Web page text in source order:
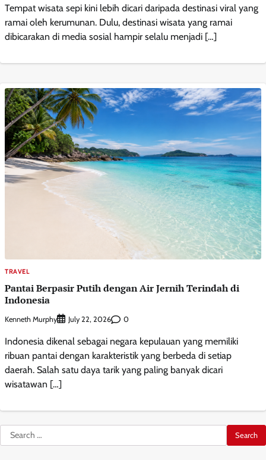
Tempat wisata sepi kini lebih dicari daripada destinasi viral yang
ramai oleh kerumunan. Dulu, destinasi wisata yang ramai
dibicarakan di media sosial hampir selalu menjadi […]
TRAVEL
Pantai Berpasir Putih dengan Air Jernih Terindah di
Indonesia
Kenneth Murphy July 22, 2026 0
Indonesia dikenal sebagai negara kepulauan yang memiliki
ribuan pantai dengan karakteristik yang berbeda di setiap
daerah. Salah satu daya tarik yang paling banyak dicari
wisatawan […]
Search
for: